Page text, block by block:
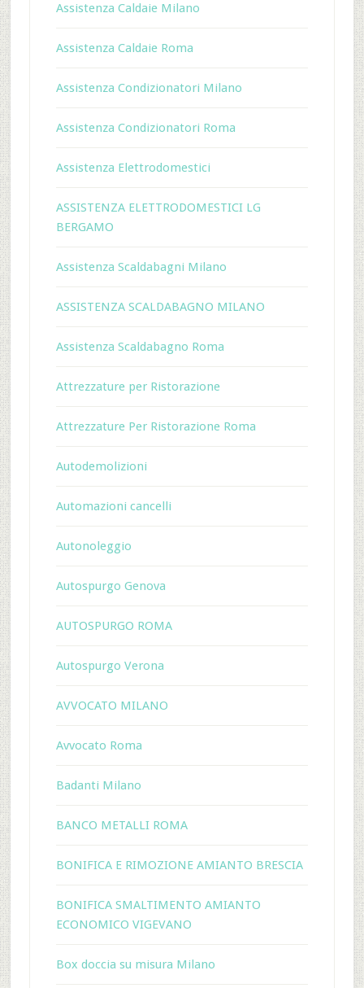
Assistenza Caldaie Milano
Assistenza Caldaie Roma
Assistenza Condizionatori Milano
Assistenza Condizionatori Roma
Assistenza Elettrodomestici
ASSISTENZA ELETTRODOMESTICI LG
BERGAMO
Assistenza Scaldabagni Milano
ASSISTENZA SCALDABAGNO MILANO
Assistenza Scaldabagno Roma
Attrezzature per Ristorazione
Attrezzature Per Ristorazione Roma
Autodemolizioni
Automazioni cancelli
Autonoleggio
Autospurgo Genova
AUTOSPURGO ROMA
Autospurgo Verona
AVVOCATO MILANO
Avvocato Roma
Badanti Milano
BANCO METALLI ROMA
BONIFICA E RIMOZIONE AMIANTO BRESCIA
BONIFICA SMALTIMENTO AMIANTO
ECONOMICO VIGEVANO
Box doccia su misura Milano